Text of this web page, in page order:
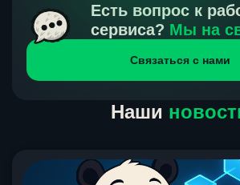
получения нами средств от тебя, а на
направлений курс, указанный на сайте,
окончательным. Если сомневаешься,
чат на сайте, мы поможем разобраться.
Есть вопрос к
сервиса? Мы на
Связаться с нами
Наши